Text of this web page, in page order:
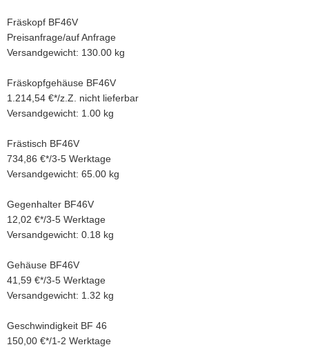
Fräskopf BF46V
Preisanfrage/auf Anfrage
Versandgewicht: 130.00 kg
Fräskopfgehäuse BF46V
1.214,54 €*/z.Z. nicht lieferbar
Versandgewicht: 1.00 kg
Frästisch BF46V
734,86 €*/3-5 Werktage
Versandgewicht: 65.00 kg
Gegenhalter BF46V
12,02 €*/3-5 Werktage
Versandgewicht: 0.18 kg
Gehäuse BF46V
41,59 €*/3-5 Werktage
Versandgewicht: 1.32 kg
Geschwindigkeit BF 46
150,00 €*/1-2 Werktage